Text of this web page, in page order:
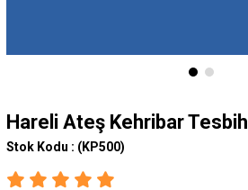
Hareli Ateş Kehribar Tesbih
Stok Kodu : (KP500)